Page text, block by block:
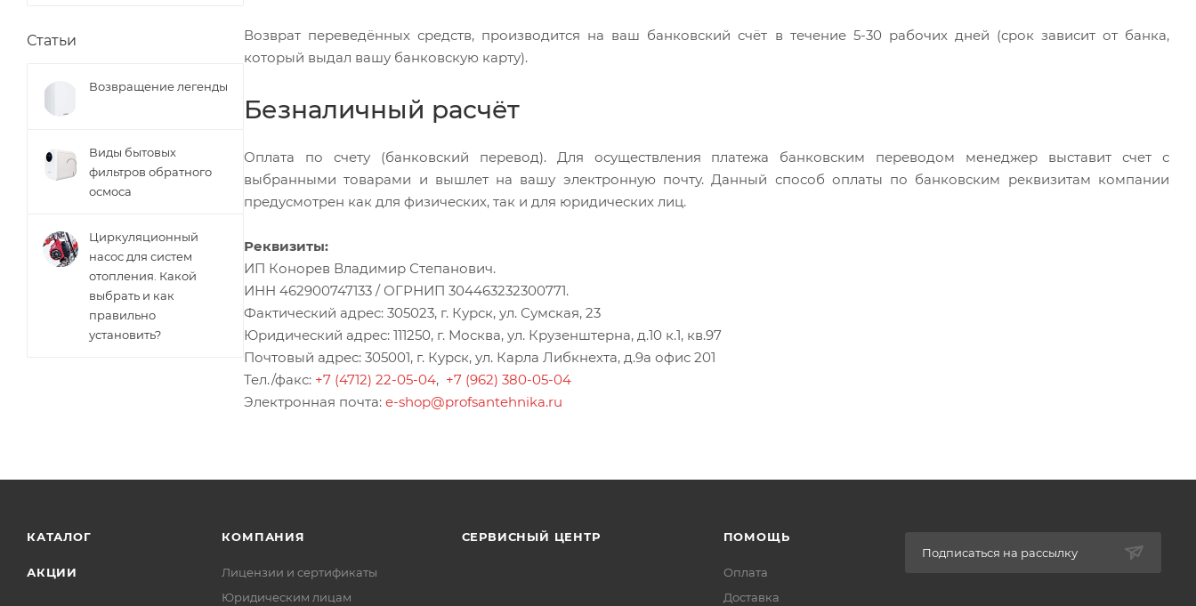
Возврат переведённых средств, производится на ваш банковский счёт в течение 5-30 рабочих дней (срок зависит от банка,
который выдал вашу банковскую карту).
Безналичный расчёт
Оплата по счету (банковский перевод). Для осуществления платежа банковским переводом менеджер выставит счет с
выбранными товарами и вышлет на вашу электронную почту. Данный способ оплаты по банковским реквизитам компании
предусмотрен как для физических, так и для юридических лиц.
Реквизиты:
ИП Конорев Владимир Степанович.
ИНН 462900747133 / ОГРНИП 304463232300771.
Фактический адрес: 305023, г. Курск, ул. Сумская, 23
Юридический адрес: 111250, г. Москва, ул. Крузенштерна, д.10 к.1, кв.97
Почтовый адрес: 305001, г. Курск, ул. Карла Либкнехта, д.9а офис 201
Тел./факс: +7 (4712) 22-05-04, +7 (962) 380-05-04
Электронная почта: e-shop@profsantehnika.ru
Статьи
Возвращение легенды
Виды бытовых
фильтров обратного
осмоса
Циркуляционный
насос для систем
отопления. Какой
выбрать и как
правильно
установить?
КАТАЛОГ
АКЦИИ
КОМПАНИЯ
Лицензии и сертификаты
Юридическим лицам
СЕРВИСНЫЙ ЦЕНТР ПОМОЩЬ
Оплата
Доставка
Подписаться на рассылку